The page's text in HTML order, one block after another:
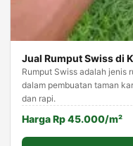
Jual Rumput Swiss di
Rumput Swiss adalah jenis
dalam pembuatan taman
dan rapi.
Harga Rp 45.000/m²